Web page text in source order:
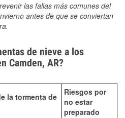
las fallas más comunes del
antes de que se conviertan
de nieve a los
Camden, AR?
la tormenta de
Riesgos por
no estar
preparado